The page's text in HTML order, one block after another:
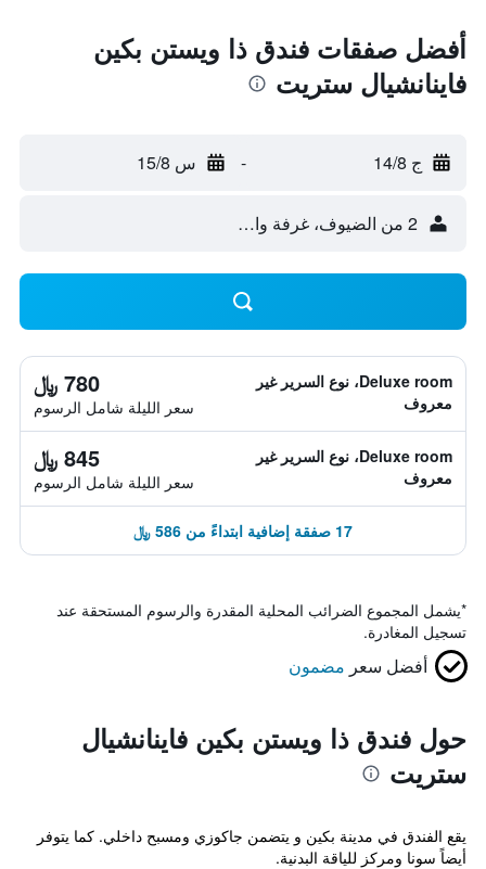
أفضل صفقات فندق ذا ويستن بكين
فاينانشيال ستريت
ج 14/8 - س 15/8
2 من الضيوف، غرفة واحدة
Deluxe room، نوع السرير غير
معروف
780 ﷼
سعر الليلة شامل الرسوم
Deluxe room، نوع السرير غير
معروف
845 ﷼
سعر الليلة شامل الرسوم
17 صفقة إضافية ابتداءً من 586 ﷼
*يشمل المجموع الضرائب المحلية المقدرة والرسوم المستحقة عند
تسجيل المغادرة.
أفضل سعر مضمون
حول فندق ذا ويستن بكين فاينانشيال
ستريت
يقع الفندق في مدينة بكين و يتضمن جاكوزي ومسبح داخلي. كما يتوفر
أيضاً سونا ومركز للياقة البدنية.